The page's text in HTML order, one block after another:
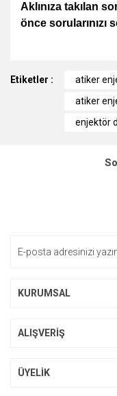
Aklınıza takılan
önce sorularınızı
konularda yetersiz
Görüş ve önerileriniz
Ürün
Bu ürüne
Etiketler :
atiker
atiker
enjektör
KURUMSAL
ALIŞVERİŞ
ÜYELİK